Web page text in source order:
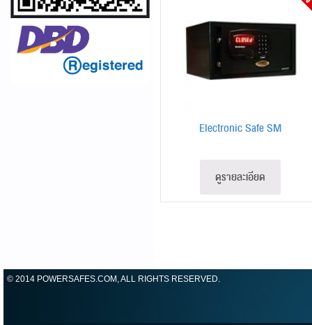
Electronic Safe SM
ดูรายละเอียด
© 2014 POWERSAFES.COM, ALL RIGHTS RESERVED.